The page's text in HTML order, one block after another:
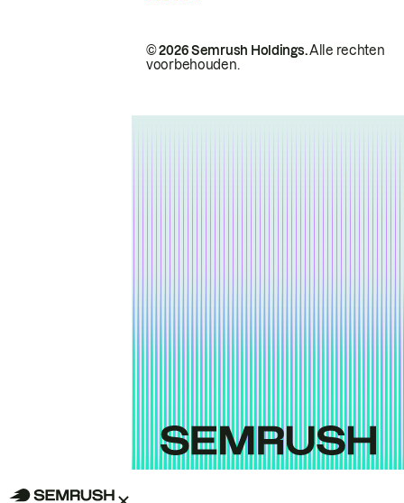
© 2026 Semrush Holdings.Alle rechten
voorbehouden.